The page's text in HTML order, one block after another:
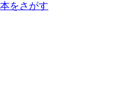
をさがす